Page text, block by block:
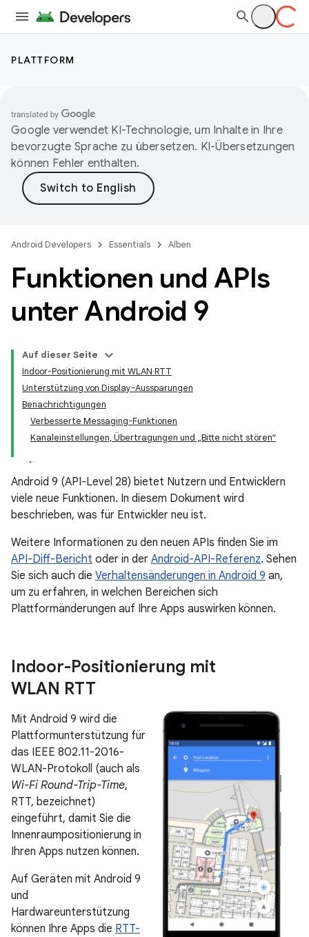
PLATTFORM
Google verwendet KI-Technologie, um Inhalte in Ihre
bevorzugte Sprache zu übersetzen. KI-Übersetzungen
können Fehler enthalten.
Android Developers Essentials Alben
Funktionen und APIs
unter Android 9
Auf dieser Seite
Indoor-Positionierung mit WLAN RTT
Unterstützung von Display-Aussparungen
Benachrichtigungen
Verbesserte Messaging-Funktionen
Kanaleinstellungen, Übertragungen und „Bitte nicht stören“
Android 9 (API-Level 28) bietet Nutzern und Entwicklern
viele neue Funktionen. In diesem Dokument wird
beschrieben, was für Entwickler neu ist.
Weitere Informationen zu den neuen APIs finden Sie im
API-Diff-Bericht oder in der Android-API-Referenz. Sehen
Sie sich auch die Verhaltensänderungen in Android 9 an,
um zu erfahren, in welchen Bereichen sich
Plattformänderungen auf Ihre Apps auswirken können.
Indoor-Positionierung mit
WLAN RTT
Mit Android 9 wird die
Plattformunterstützung für
das IEEE 802.11-2016-
WLAN-Protokoll (auch als
Wi-Fi Round-Trip-Time,
RTT, bezeichnet)
eingeführt, damit Sie die
Innenraumpositionierung in
Ihren Apps nutzen können.
Auf Geräten mit Android 9
und
Hardwareunterstützung
können Ihre Apps die RTT-